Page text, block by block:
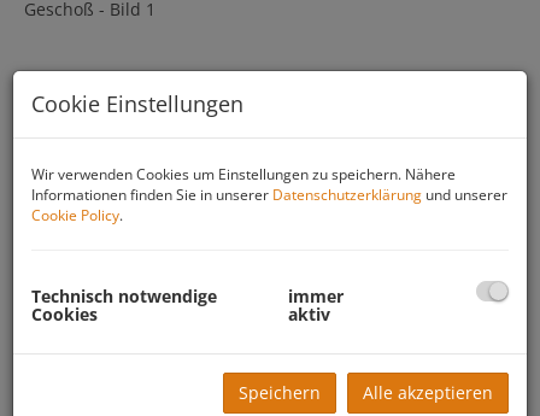
Cookie Einstellungen
Wir verwenden Cookies um Einstellungen zu speichern. Nähere
Informationen finden Sie in unserer Datenschutzerklärung und unserer
Cookie Policy.
Technisch notwendige
Cookies
immer
aktiv
Speichern Alle akzeptieren